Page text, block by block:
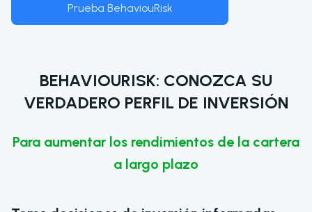
Prueba BehaviouRisk
BEHAVIOURISK: CONOZCA SU
VERDADERO PERFIL DE INVERSIÓN
Para aumentar los rendimientos de la cartera
a largo plazo